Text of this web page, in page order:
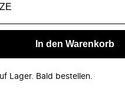
In den Warenkorb
Lager. Bald bestellen.